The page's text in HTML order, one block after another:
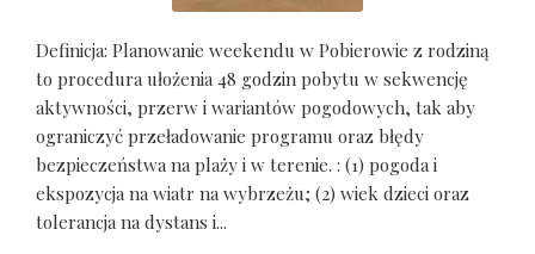
Definicja: Planowanie weekendu w Pobierowie z rodziną
to procedura ułożenia 48 godzin pobytu w sekwencję
aktywności, przerw i wariantów pogodowych, tak aby
ograniczyć przeładowanie programu oraz błędy
bezpieczeństwa na plaży i w terenie. : (1) pogoda i
ekspozycja na wiatr na wybrzeżu; (2) wiek dzieci oraz
tolerancja na dystans i...